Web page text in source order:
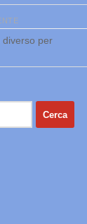
diverso per